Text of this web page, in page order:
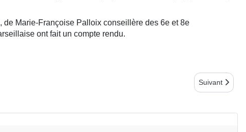
Marie-Françoise Palloix conseillère des 6e et 8e
ont fait un compte rendu.
Article suivant
Suivant